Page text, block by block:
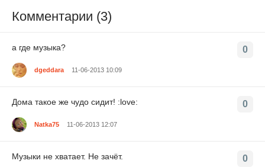
Комментарии (3)
0
а где музыка?
dgeddara 11-06-2013 10:09
0
Дома такое же чудо сидит! :love:
Natka75 11-06-2013 12:07
0
Музыки не хватает. Не зачёт.